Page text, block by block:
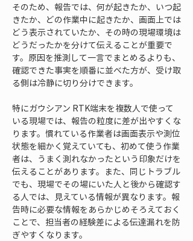
そのため、報告では、何が起きたか、いつ起
きたか、どの作業中に起きたか、画面上では
どう表示されていたか、その時の現場環境は
どうだったかを分けて伝えることが重要で
す。原因を推測して一言でまとめるよりも、
確認できた事実を順番に並べた方が、受け取
る側は冷静に切り分けできます。
特にガウシアン RTK端末を複数人で使って
いる現場では、報告の粒度に差が出やすくな
ります。慣れている作業者は画面表示や測位
状態を細かく覚えていても、初めて使う作業
者は、うまく測れなかったという印象だけを
伝えることがあります。また、同じトラブル
でも、現場でその場にいた人と後から確認す
る人では、見えている情報が異なります。報
告時に必要な情報をあらかじめそろえておく
ことで、担当者の経験差による伝達漏れを防
ぎやすくなります。